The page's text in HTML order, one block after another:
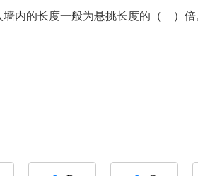
墙内的长度一般为悬挑长度的（ ）倍